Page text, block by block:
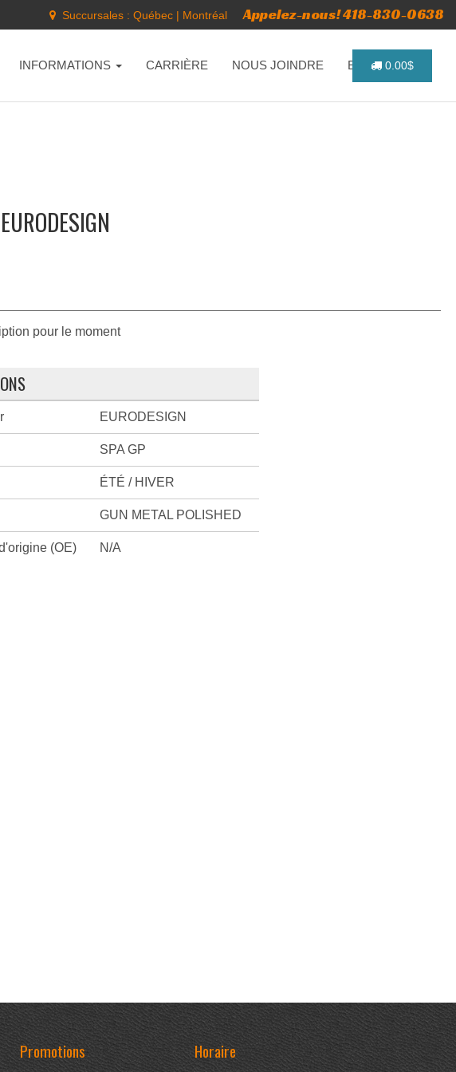
Succursales : Québec | Montréal Appelez-nous! 418-830-0638
INFORMATIONS CARRIÈRE NOUS JOINDRE ENGLISH
0.00$
pour le moment
EURODESIGN
SPA GP
ÉTÉ / HIVER
GUN METAL POLISHED
(OE) N/A
Promotions Horaire